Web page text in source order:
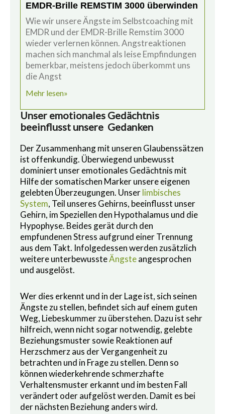
EMDR-Brille REMSTIM 3000 überwinden
Wie wir unsere Ängste im Selbstcoaching mit
EMDR und der EMDR-Brille Remstim 3000
wieder verlernen können. Angstreaktionen
machen sich manchmal als leise Empfindungen
bemerkbar, meistens jedoch überkommt uns
die Angst
Mehr lesen»
Unser emotionales Gedächtnis
beeinflusst unsere Gedanken
Der Zusammenhang mit unseren Glaubenssätzen
ist offenkundig. Überwiegend unbewusst
dominiert unser emotionales Gedächtnis mit
Hilfe der somatischen Marker unsere eigenen
gelebten Überzeugungen. Unserlimbisches
System, Teil unseres Gehirns, beeinflusst unser
Gehirn, im Speziellen den Hypothalamus und die
Hypophyse. Beides gerät durch den
empfundenen Stress aufgrund einer Trennung
aus dem Takt. Infolgedessen werden zusätzlich
weitere unterbewussteÄngsteangesprochen
und ausgelöst.
Wer dies erkennt und in der Lage ist, sich seinen
Ängste zu stellen, befindet sich auf einem guten
Weg, Liebeskummer zu überstehen. Dazu ist sehr
hilfreich, wenn nicht sogar notwendig, gelebte
Beziehungsmuster sowie Reaktionen auf
Herzschmerz aus der Vergangenheit zu
betrachten und in Frage zu stellen. Denn so
können wiederkehrende schmerzhafte
Verhaltensmuster erkannt und im besten Fall
verändert oder aufgelöst werden. Damit es bei
der nächsten Beziehung anders wird.